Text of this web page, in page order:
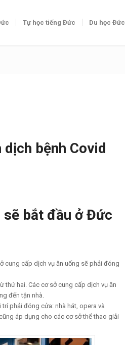
Tự học tiếng Đức Du học Đức
bệnh Covid
sẽ bắt đầu ở Đức
cung cấp dịch vụ ăn uống sẽ phải đóng
thứ hai. Các cơ sở cung cấp dịch vụ ăn
đến tận nhà.
phải đóng cửa: nhà hát, opera và
áp dụng cho các cơ sở thể thao giải